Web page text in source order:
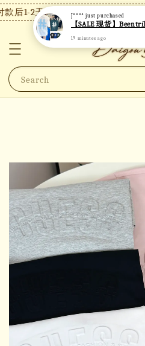
后1-2天内发货，24小时内未付款
Search
J**** just purchased
【SALE 现货】
19 minutes ago